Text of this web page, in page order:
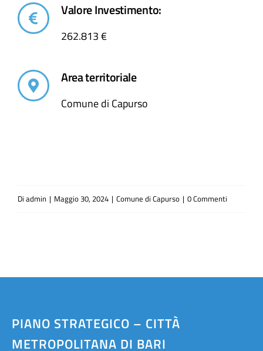
Valore Investimento:
262.813 €
Area territoriale
Comune di Capurso
Di admin | Maggio 30, 2024 | Comune di Capurso | 0 Commenti
PIANO STRATEGICO – CITTÀ
METROPOLITANA DI BARI